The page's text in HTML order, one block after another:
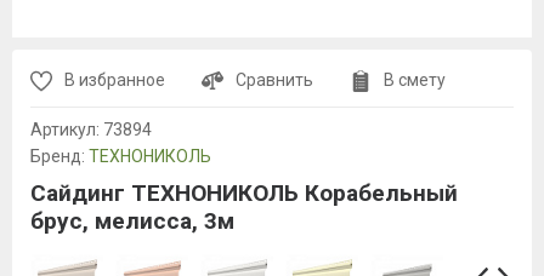
В избранное Сравнить В смету
Артикул: 73894
Бренд: ТЕХНОНИКОЛЬ
Сайдинг ТЕХНОНИКОЛЬ Корабельный
брус, мелисса, 3м